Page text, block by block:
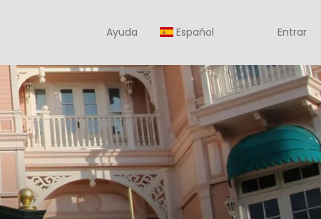
Ayuda Español Entrar